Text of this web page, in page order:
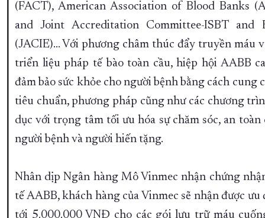
(FACT), American Association of Blood Banks
and Joint Accreditation Committee-ISBT and
(JACIE)... Với phương châm thúc đẩy truyền máu
triển liệu pháp tế bào toàn cầu, hiệp hội AABB
đảm bảo sức khỏe cho người bệnh bằng cách cung
tiêu chuẩn, phương pháp cũng như các chương
dục với trọng tâm tối ưu hóa sự chăm sóc, an toàn
người bệnh và người hiến tặng.
Nhân dịp Ngân hàng Mô Vinmec nhận chứng
tế AABB, khách hàng của Vinmec sẽ nhận được ưu
tới 5.000.000 VNĐ cho các gói lưu trữ máu